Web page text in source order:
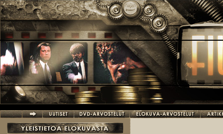
Hyppää pääsisältöön